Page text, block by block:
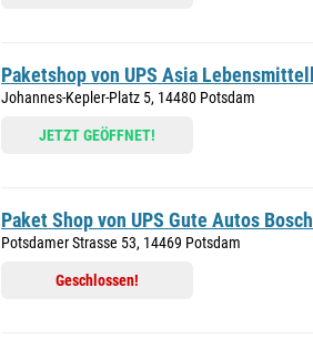
Paketshop von UPS Asia
Johannes-Kepler-Platz 5, 14480 Potsdam
JETZT GEÖFFNET!
Paket Shop von UPS Gute Autos
Potsdamer Strasse 53, 14469 Potsdam
Geschlossen!